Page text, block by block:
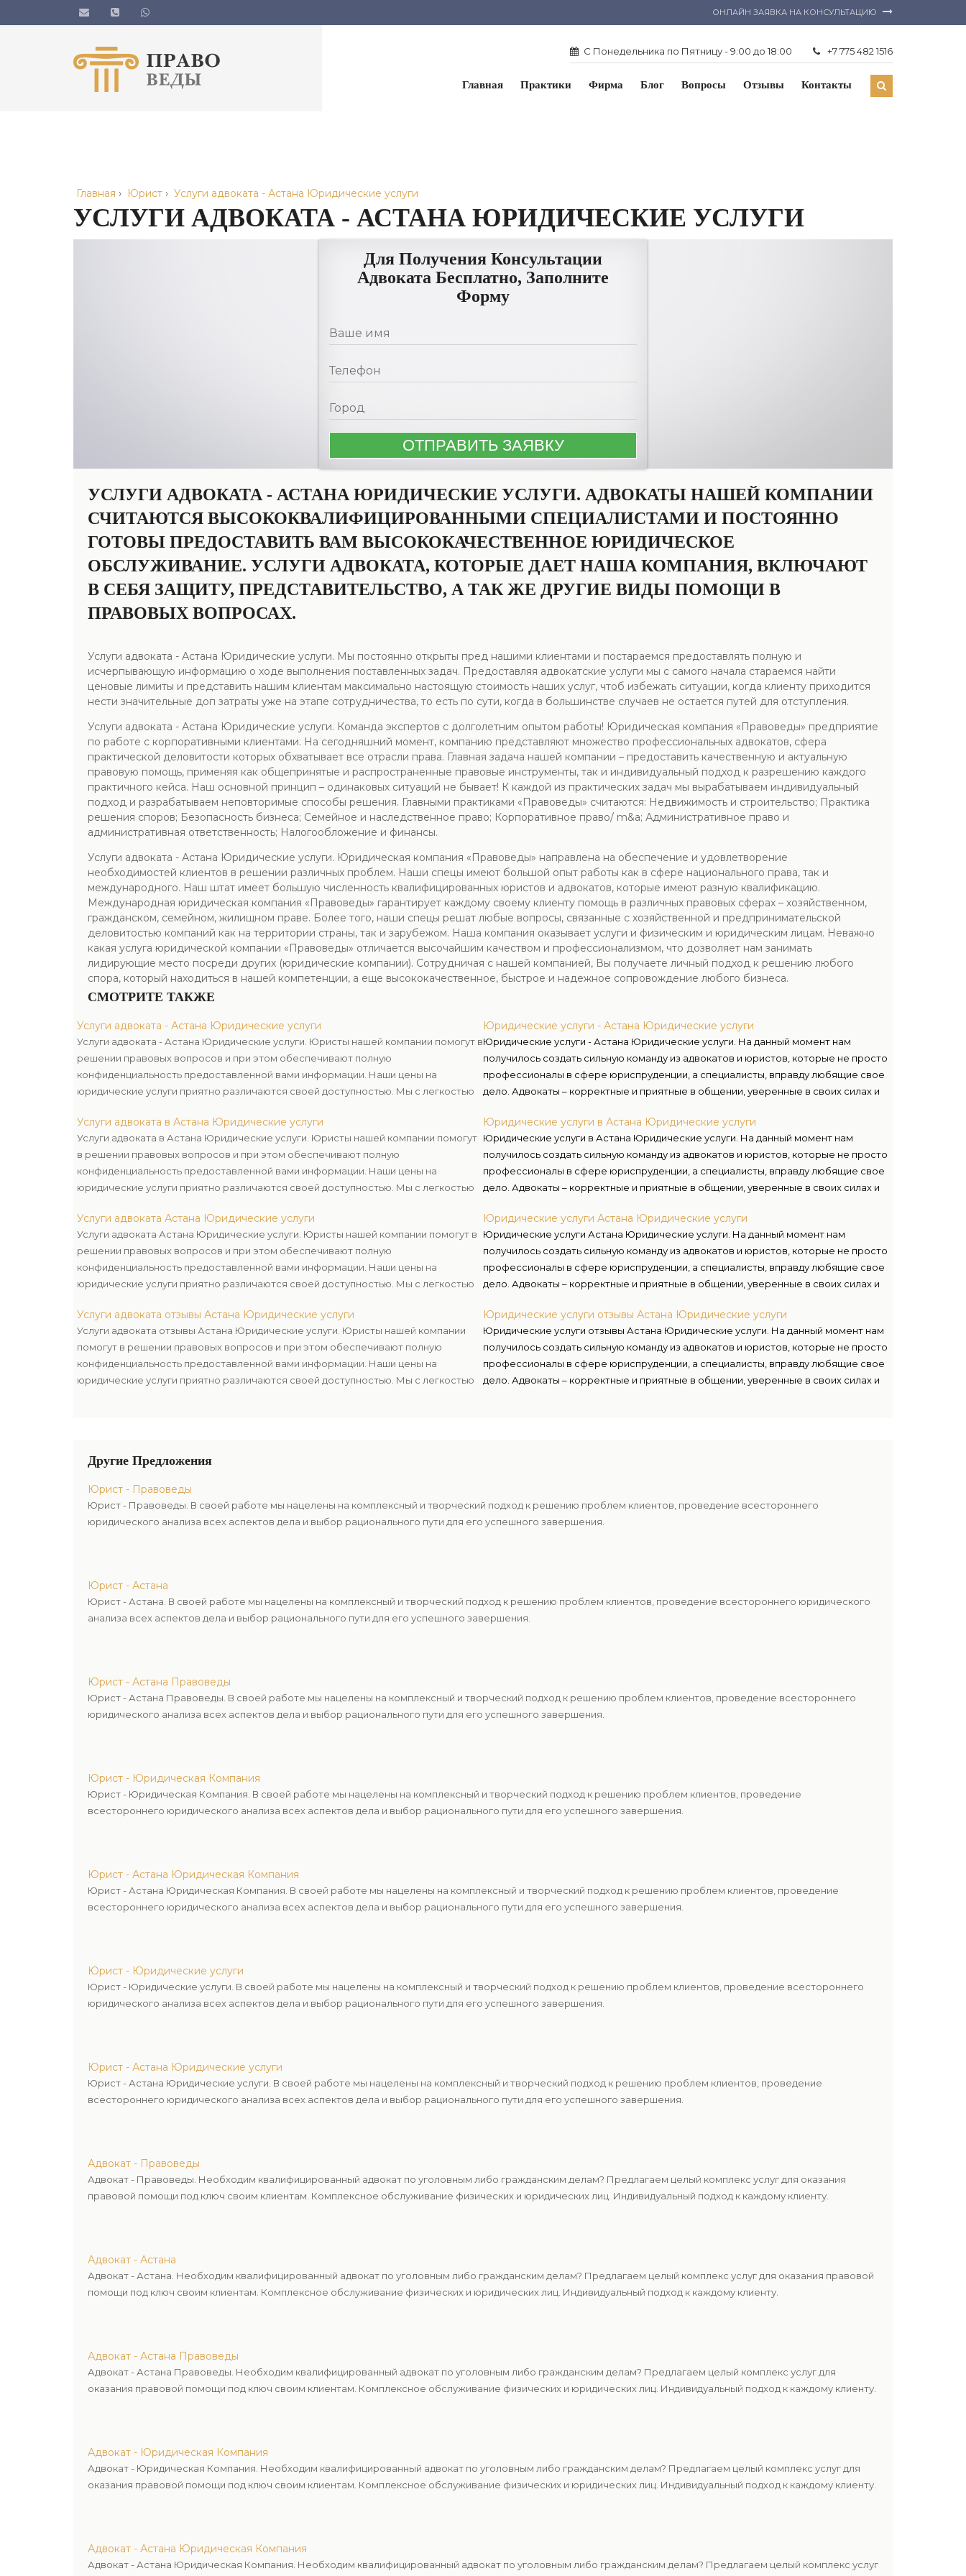
ОНЛАЙН ЗАЯВКА НА КОНСУЛЬТАЦИЮ
С Понедельника по Пятницу - 9:00 до 18:00 +7 775 482 1516
Главная Практики Фирма Блог Вопросы Отзывы Контакты
Главная › Юрист › Услуги адвоката - Астана Юридические услуги
УСЛУГИ АДВОКАТА - АСТАНА ЮРИДИЧЕСКИЕ УСЛУГИ
Для Получения Консультации
Адвоката Бесплатно, Заполните
Форму
УСЛУГИ АДВОКАТА - АСТАНА ЮРИДИЧЕСКИЕ УСЛУГИ. АДВОКАТЫ НАШЕЙ КОМПАНИИ
СЧИТАЮТСЯ ВЫСОКОКВАЛИФИЦИРОВАННЫМИ СПЕЦИАЛИСТАМИ И ПОСТОЯННО
ГОТОВЫ ПРЕДОСТАВИТЬ ВАМ ВЫСОКОКАЧЕСТВЕННОЕ ЮРИДИЧЕСКОЕ
ОБСЛУЖИВАНИЕ. УСЛУГИ АДВОКАТА, КОТОРЫЕ ДАЕТ НАША КОМПАНИЯ, ВКЛЮЧАЮТ
В СЕБЯ ЗАЩИТУ, ПРЕДСТАВИТЕЛЬСТВО, А ТАК ЖЕ ДРУГИЕ ВИДЫ ПОМОЩИ В
ПРАВОВЫХ ВОПРОСАХ.
Услуги адвоката - Астана Юридические услуги. Мы постоянно открыты пред нашими клиентами и постараемся предоставлять полную и
исчерпывающую информацию о ходе выполнения поставленных задач. Предоставляя адвокатские услуги мы с самого начала стараемся найти
ценовые лимиты и представить нашим клиентам максимально настоящую стоимость наших услуг, чтоб избежать ситуации, когда клиенту приходится
нести значительные доп затраты уже на этапе сотрудничества, то есть по сути, когда в большинстве случаев не остается путей для отступления.
Услуги адвоката - Астана Юридические услуги. Команда экспертов с долголетним опытом работы! Юридическая компания «Правоведы» предприятие
по работе с корпоративными клиентами. На сегодняшний момент, компанию представляют множество профессиональных адвокатов, сфера
практической деловитости которых обхватывает все отрасли права. Главная задача нашей компании – предоставить качественную и актуальную
правовую помощь, применяя как общепринятые и распространенные правовые инструменты, так и индивидуальный подход к разрешению каждого
практичного кейса. Наш основной принцип – одинаковых ситуаций не бывает! К каждой из практических задач мы вырабатываем индивидуальный
подход и разрабатываем неповторимые способы решения. Главными практиками «Правоведы» считаются: Недвижимость и строительство; Практика
решения споров; Безопасность бизнеса; Семейное и наследственное право; Корпоративное право/ m&a; Административное право и
административная ответственность; Налогообложение и финансы.
Услуги адвоката - Астана Юридические услуги. Юридическая компания «Правоведы» направлена на обеспечение и удовлетворение
необходимостей клиентов в решении различных проблем. Наши спецы имеют большой опыт работы как в сфере национального права, так и
международного. Наш штат имеет большую численность квалифицированных юристов и адвокатов, которые имеют разную квалификацию.
Международная юридическая компания «Правоведы» гарантирует каждому своему клиенту помощь в различных правовых сферах – хозяйственном,
гражданском, семейном, жилищном праве. Более того, наши спецы решат любые вопросы, связанные с хозяйственной и предпринимательской
деловитостью компаний как на территории страны, так и зарубежом. Наша компания оказывает услуги и физическим и юридическим лицам. Неважно
какая услуга юридической компании «Правоведы» отличается высочайшим качеством и профессионализмом, что дозволяет нам занимать
лидирующие место посреди других (юридические компании). Сотрудничая с нашей компанией, Вы получаете личный подход к решению любого
спора, который находиться в нашей компетенции, а еще высококачественное, быстрое и надежное сопровождение любого бизнеса.
СМОТРИТЕ ТАКЖЕ
Услуги адвоката - Астана Юридические услуги
Услуги адвоката - Астана Юридические услуги. Юристы нашей компании помогут в
решении правовых вопросов и при этом обеспечивают полную
конфиденциальность предоставленной вами информации. Наши цены на
юридические услуги приятно различаются своей доступностью. Мы с легкостью
бюджет.
Услуги адвоката в Астана Юридические услуги
Услуги адвоката в Астана Юридические услуги. Юристы нашей компании помогут
в решении правовых вопросов и при этом обеспечивают полную
конфиденциальность предоставленной вами информации. Наши цены на
юридические услуги приятно различаются своей доступностью. Мы с легкостью
бюджет.
Услуги адвоката Астана Юридические услуги
Услуги адвоката Астана Юридические услуги. Юристы нашей компании помогут в
решении правовых вопросов и при этом обеспечивают полную
конфиденциальность предоставленной вами информации. Наши цены на
юридические услуги приятно различаются своей доступностью. Мы с легкостью
бюджет.
Услуги адвоката отзывы Астана Юридические услуги
Услуги адвоката отзывы Астана Юридические услуги. Юристы нашей компании
помогут в решении правовых вопросов и при этом обеспечивают полную
конфиденциальность предоставленной вами информации. Наши цены на
юридические услуги приятно различаются своей доступностью. Мы с легкостью
Юридические услуги - Астана Юридические услуги
Юридические услуги - Астана Юридические услуги. На данный момент нам
получилось создать сильную команду из адвокатов и юристов, которые не просто
профессионалы в сфере юриспруденции, а специалисты, вправду любящие свое
дело. Адвокаты – корректные и приятные в общении, уверенные в своих силах и
решения и воплощать их, а в сложных случаях – готовы держать удар.
Юридические услуги в Астана Юридические услуги
Юридические услуги в Астана Юридические услуги. На данный момент нам
получилось создать сильную команду из адвокатов и юристов, которые не просто
профессионалы в сфере юриспруденции, а специалисты, вправду любящие свое
дело. Адвокаты – корректные и приятные в общении, уверенные в своих силах и
решения и воплощать их, а в сложных случаях – готовы держать удар.
Юридические услуги Астана Юридические услуги
Юридические услуги Астана Юридические услуги. На данный момент нам
получилось создать сильную команду из адвокатов и юристов, которые не просто
профессионалы в сфере юриспруденции, а специалисты, вправду любящие свое
дело. Адвокаты – корректные и приятные в общении, уверенные в своих силах и
решения и воплощать их, а в сложных случаях – готовы держать удар.
Юридические услуги отзывы Астана Юридические услуги
Юридические услуги отзывы Астана Юридические услуги. На данный момент нам
получилось создать сильную команду из адвокатов и юристов, которые не просто
профессионалы в сфере юриспруденции, а специалисты, вправду любящие свое
дело. Адвокаты – корректные и приятные в общении, уверенные в своих силах и
Другие Предложения
Юрист - Правоведы
Юрист - Правоведы. В своей работе мы нацелены на комплексный и творческий подход к решению проблем клиентов, проведение всестороннего
юридического анализа всех аспектов дела и выбор рационального пути для его успешного завершения.
Юрист - Астана
Юрист - Астана. В своей работе мы нацелены на комплексный и творческий подход к решению проблем клиентов, проведение всестороннего юридического
анализа всех аспектов дела и выбор рационального пути для его успешного завершения.
Юрист - Астана Правоведы
Юрист - Астана Правоведы. В своей работе мы нацелены на комплексный и творческий подход к решению проблем клиентов, проведение всестороннего
юридического анализа всех аспектов дела и выбор рационального пути для его успешного завершения.
Юрист - Юридическая Компания
Юрист - Юридическая Компания. В своей работе мы нацелены на комплексный и творческий подход к решению проблем клиентов, проведение
всестороннего юридического анализа всех аспектов дела и выбор рационального пути для его успешного завершения.
Юрист - Астана Юридическая Компания
Юрист - Астана Юридическая Компания. В своей работе мы нацелены на комплексный и творческий подход к решению проблем клиентов, проведение
всестороннего юридического анализа всех аспектов дела и выбор рационального пути для его успешного завершения.
Юрист - Юридические услуги
Юрист - Юридические услуги. В своей работе мы нацелены на комплексный и творческий подход к решению проблем клиентов, проведение всестороннего
юридического анализа всех аспектов дела и выбор рационального пути для его успешного завершения.
Юрист - Астана Юридические услуги
Юрист - Астана Юридические услуги. В своей работе мы нацелены на комплексный и творческий подход к решению проблем клиентов, проведение
всестороннего юридического анализа всех аспектов дела и выбор рационального пути для его успешного завершения.
Адвокат - Правоведы
Адвокат - Правоведы. Необходим квалифицированный адвокат по уголовным либо гражданским делам? Предлагаем целый комплекс услуг для оказания
правовой помощи под ключ своим клиентам. Комплексное обслуживание физических и юридических лиц. Индивидуальный подход к каждому клиенту.
Адвокат - Астана
Адвокат - Астана. Необходим квалифицированный адвокат по уголовным либо гражданским делам? Предлагаем целый комплекс услуг для оказания правовой
помощи под ключ своим клиентам. Комплексное обслуживание физических и юридических лиц. Индивидуальный подход к каждому клиенту.
Адвокат - Астана Правоведы
Адвокат - Астана Правоведы. Необходим квалифицированный адвокат по уголовным либо гражданским делам? Предлагаем целый комплекс услуг для
оказания правовой помощи под ключ своим клиентам. Комплексное обслуживание физических и юридических лиц. Индивидуальный подход к каждому клиенту.
Адвокат - Юридическая Компания
Адвокат - Юридическая Компания. Необходим квалифицированный адвокат по уголовным либо гражданским делам? Предлагаем целый комплекс услуг для
оказания правовой помощи под ключ своим клиентам. Комплексное обслуживание физических и юридических лиц. Индивидуальный подход к каждому клиенту.
Адвокат - Астана Юридическая Компания
Адвокат - Астана Юридическая Компания. Необходим квалифицированный адвокат по уголовным либо гражданским делам? Предлагаем целый комплекс услуг